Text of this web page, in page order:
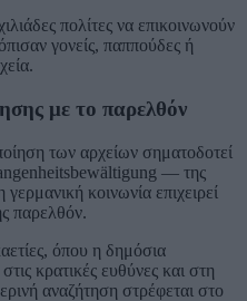
πολίτες να επικοινωνούν
γονείς, παππούδες ή
με το παρελθόν
των αρχείων σηματοδοτεί
— της
κοινωνία επιχειρεί
παρελθόν.
όπου η δημόσια
κρατικές ευθύνες και στη
αναζήτηση στρέφεται στο